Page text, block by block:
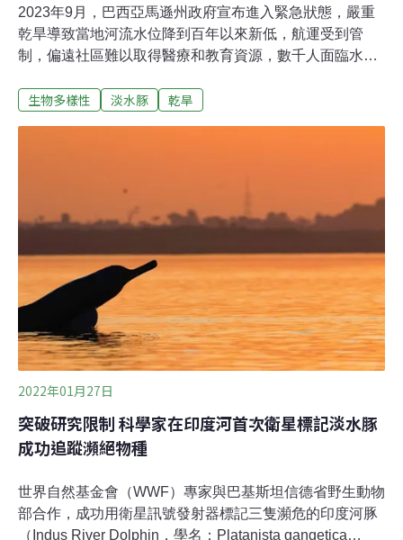
2023年9月，巴西亞馬遜州政府宣布進入緊急狀態，嚴重
乾旱導致當地河流水位降到百年以來新低，航運受到管
制，偏遠社區難以取得醫療和教育資源，數千人面臨水源
大火之外，還有大量魚群和河豚（river dolphin，又稱淡水
生物多樣性 淡水豚 乾旱
2022年01月27日
突破研究限制 科學家在印度河首次衛星標記淡水豚
成功追蹤瀕絕物種
世界自然基金會（WWF）專家與巴基斯坦信德省野生動物
部合作，成功用衛星訊號發射器標記三隻瀕危的印度河豚
（Indus River Dolphin，學名：Platanista gangetica